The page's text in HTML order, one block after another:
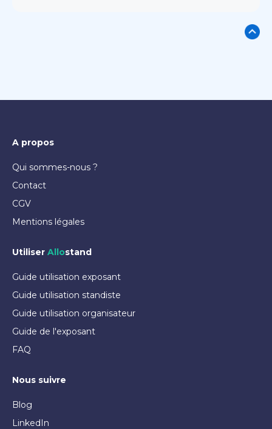
A propos
Qui sommes-nous ?
Contact
CGV
Mentions légales
Utiliser Allostand
Guide utilisation exposant
Guide utilisation standiste
Guide utilisation organisateur
Guide de l'exposant
FAQ
Nous suivre
Blog
LinkedIn